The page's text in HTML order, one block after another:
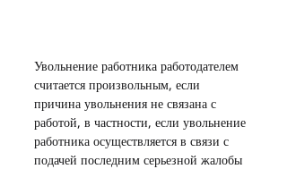
Увольнение работника работодателем
считается произвольным, если
причина увольнения не связана с
работой, в частности, если увольнение
работника осуществляется в связи с
подачей последним серьезной жалобы